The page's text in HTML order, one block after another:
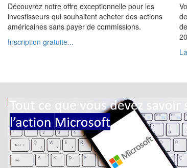
Découvrez notre offre exceptionnelle pour les
investisseurs qui souhaitent acheter des actions
américaines sans payer de commissions.
Inscription gratuite...